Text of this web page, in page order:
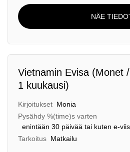
NÄE
Vietnamin Evisa (Monet /
1 kuukausi)
Kirjoitukset Monia
Pysähdy %(time)s varten
enintään 30 päivää tai kuten e-
Tarkoitus Matkailu